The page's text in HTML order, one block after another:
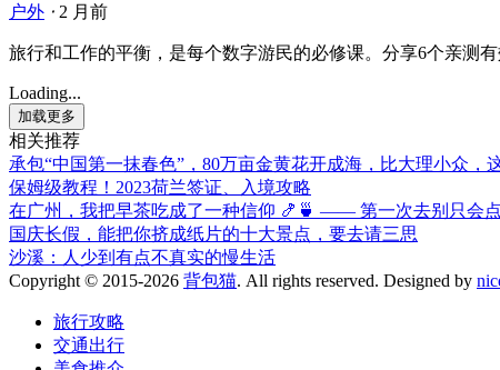
户外 ⋅ 2 月前
旅行和工作的平衡，是每个数字游民的必修课。分享6个亲测
Loading...
加载更多
相关推荐
承包“中国第一抹春色”，80万亩金黄花开成海，比大理小众，
保姆级教程！2023荷兰签证、入境攻略
在广州，我把早茶吃成了一种信仰 🍤🍵 —— 第一次去别只会
国庆长假，能把你挤成纸片的十大景点，要去请三思
沙溪：人少到有点不真实的慢生活
Copyright © 2015-2026 背包猫. All rights reserved. Designed by
旅行攻略
交通出行